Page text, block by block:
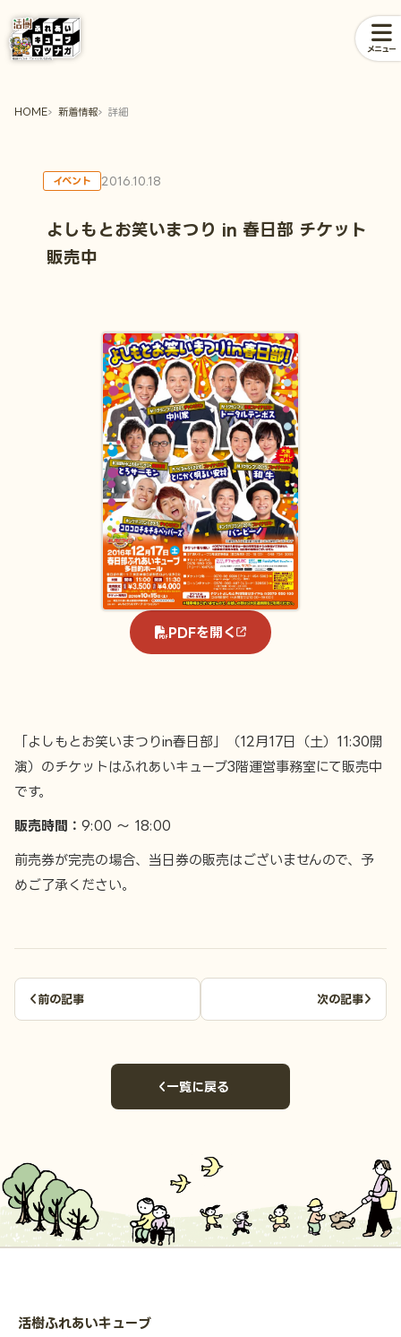
メニュー
HOME 新着情報 詳細
イベント 2016.10.18
よしもとお笑いまつり in 春日部 チケット
販売中
PDFを開く
「よしもとお笑いまつりin春日部」（12月17日（土）11:30開
演）のチケットはふれあいキューブ3階運営事務室にて販売中
です。
販売時間： 9:00 ～ 18:00
前売券が完売の場合、当日券の販売はございませんので、予
めご了承ください。
前の記事 次の記事
一覧に戻る
活樹ふれあいキューブ